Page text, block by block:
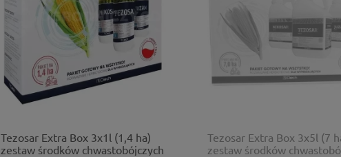
Tezosar Extra Box 3x1l (1,4 ha)
zestaw środków chwastobójczych
Tezosar Extra Box 3x5l (7
zestaw środków